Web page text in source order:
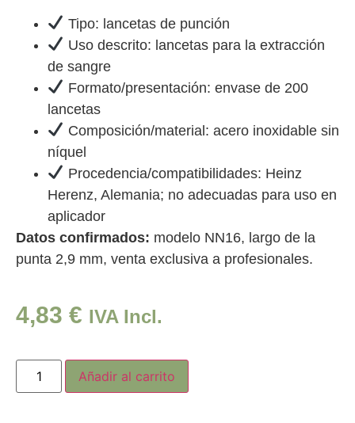
Tipo: lancetas de punción
Uso descrito: lancetas para la extracción
de sangre
Formato/presentación: envase de 200
lancetas
Composición/material: acero inoxidable sin
níquel
Procedencia/compatibilidades: Heinz
Herenz, Alemania; no adecuadas para uso en
aplicador
Datos confirmados: modelo NN16, largo de la
punta 2,9 mm, venta exclusiva a profesionales.
4,83 € IVA Incl.
Añadir al carrito